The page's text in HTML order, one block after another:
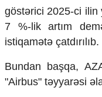
Yüksəliş hekayəsi
Mədəniyyətimizin
Zəfər Diasporu
Səhiyyə
Turizm
göstərici 2025-ci ilin
7 %-lik artım
istiqamətə çatdırılıb.
Bundan başqa,
"Airbus" təyyarəsi